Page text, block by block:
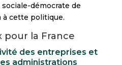
démocrate de
à cette politique.
pour la France
des entreprises et
administrations